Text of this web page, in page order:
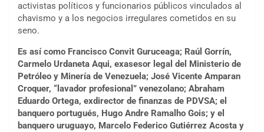
activistas políticos y funcionarios públicos vinculados al
chavismo y a los negocios irregulares cometidos en su
seno.
Es así como Francisco Convit Guruceaga; Raúl Gorrín,
Carmelo Urdaneta Aqui, exasesor legal del Ministerio de
Petróleo y Minería de Venezuela; José Vicente Amparan
Croquer, “lavador profesional” venezolano; Abraham
Eduardo Ortega, exdirector de finanzas de PDVSA; el
banquero portugués, Hugo Andre Ramalho Gois; y el
banquero uruguayo, Marcelo Federico Gutiérrez Acosta y